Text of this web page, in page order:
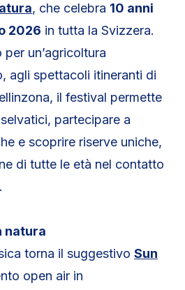
, che celebra 10 anni
2026 in tutta la Svizzera.
un’agricoltura
agli spettacoli itineranti di
il festival permette
partecipare a
e scoprire riserve uniche,
di tutte le età nel contatto
natura
torna il suggestivo Sun
open air in